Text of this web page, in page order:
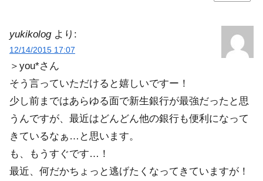
yukikolog より:
12/14/2015 17:07
＞you*さん
そう言っていただけると嬉しいですー！
少し前まではあらゆる面で新生銀行が最強だったと思
うんですが、最近はどんどん他の銀行も便利になって
きているなぁ…と思います。
も、もうすぐです…！
最近、何だかちょっと逃げたくなってきていますが！